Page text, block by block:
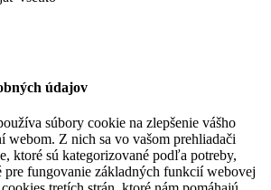
údajov
súbory cookie na zlepšenie vášho
webom. Z nich sa vo vašom prehliadači
ktoré sú kategorizované podľa potreby,
pre fungovanie základných funkcií webovej